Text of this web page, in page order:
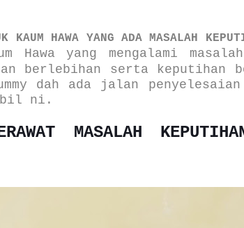
KAUM HAWA YANG ADA MASALAH
Hawa yang mengalami
berlebihan serta keputihan
dah ada jalan penyelesaian
ni.
MASALAH